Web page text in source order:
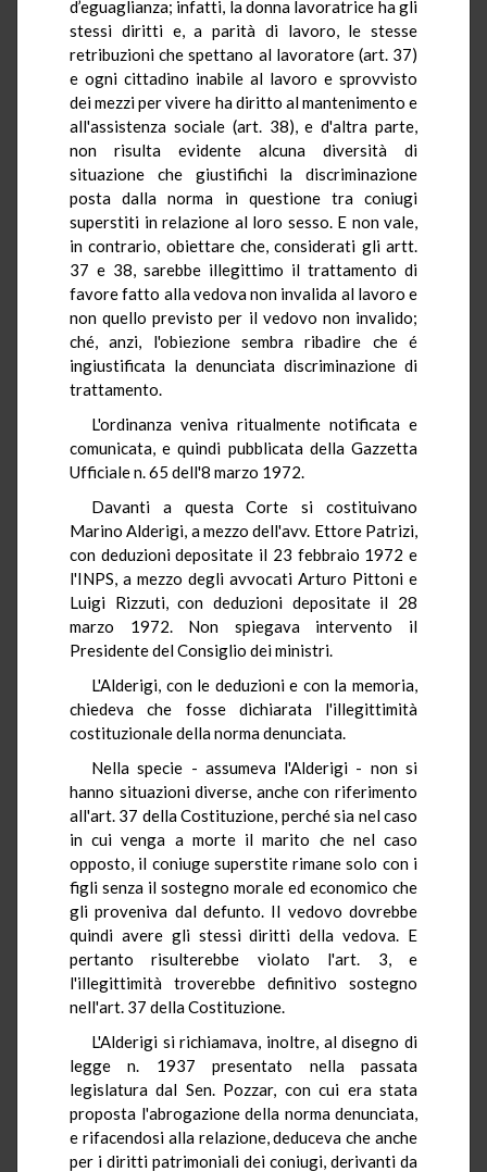
d’eguaglianza; infatti, la donna lavoratrice ha gli
stessi diritti e, a parità di lavoro, le stesse
retribuzioni che spettano al lavoratore (art. 37)
e ogni cittadino inabile al lavoro e sprovvisto
dei mezzi per vivere ha diritto al mantenimento e
all'assistenza sociale (art. 38), e d'altra parte,
non risulta evidente alcuna diversità di
situazione che giustifichi la discriminazione
posta dalla norma in questione tra coniugi
superstiti in relazione al loro sesso. E non vale,
in contrario, obiettare che, considerati gli artt.
37 e 38, sarebbe illegittimo il trattamento di
favore fatto alla vedova non invalida al lavoro e
non quello previsto per il vedovo non invalido;
ché, anzi, l'obiezione sembra ribadire che é
ingiustificata la denunciata discriminazione di
trattamento.
L'ordinanza veniva ritualmente notificata e
comunicata, e quindi pubblicata della Gazzetta
Ufficiale n. 65 dell'8 marzo 1972.
Davanti a questa Corte si costituivano
Marino Alderigi, a mezzo dell'avv. Ettore Patrizi,
con deduzioni depositate il 23 febbraio 1972 e
l'INPS, a mezzo degli avvocati Arturo Pittoni e
Luigi Rizzuti, con deduzioni depositate il 28
marzo 1972. Non spiegava intervento il
Presidente del Consiglio dei ministri.
L'Alderigi, con le deduzioni e con la memoria,
chiedeva che fosse dichiarata l'illegittimità
costituzionale della norma denunciata.
Nella specie - assumeva l'Alderigi - non si
hanno situazioni diverse, anche con riferimento
all'art. 37 della Costituzione, perché sia nel caso
in cui venga a morte il marito che nel caso
opposto, il coniuge superstite rimane solo con i
figli senza il sostegno morale ed economico che
gli proveniva dal defunto. Il vedovo dovrebbe
quindi avere gli stessi diritti della vedova. E
pertanto risulterebbe violato l'art. 3, e
l'illegittimità troverebbe definitivo sostegno
nell'art. 37 della Costituzione.
L'Alderigi si richiamava, inoltre, al disegno di
legge n. 1937 presentato nella passata
legislatura dal Sen. Pozzar, con cui era stata
proposta l'abrogazione della norma denunciata,
e rifacendosi alla relazione, deduceva che anche
per i diritti patrimoniali dei coniugi, derivanti da